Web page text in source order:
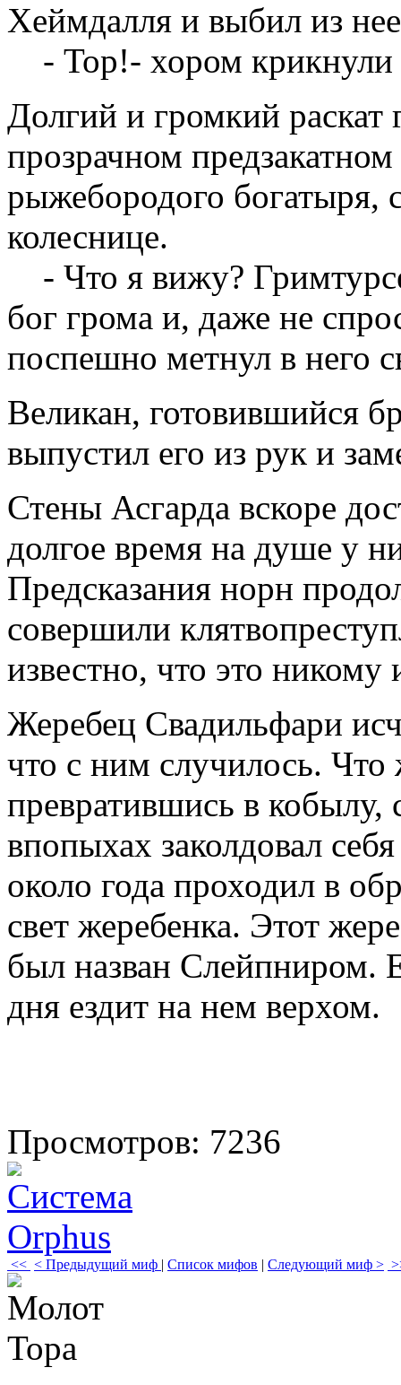
Хеймдалля и выбил из
- Тор!- хором
Долгий и громкий
прозрачном
рыжебородого богатыря,
колеснице.
- Что я вижу?
бог грома и, даже не
поспешно метнул в него
Великан, готовившийся
выпустил его из рук и
Стены Асгарда вскоре
долгое время на душе у
Предсказания норн
совершили
известно, что это
Жеребец Свадильфари
что с ним случилось. Что
превратившись в кобылу,
впопыхах заколдовал
около года проходил в
свет жеребенка. Этот
был назван Слейпниром.
дня ездит на нем верхом.
Просмотров: 7236
<< < Предыдущий миф | Список мифов | Следующий миф >